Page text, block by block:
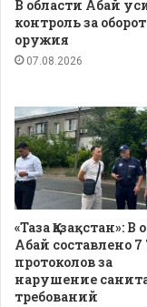
В области Абай
контроль за
оружия
07.08.2026
«Таза Қазақстан»: В
Абай составлено 7
протоколов за
нарушение
требований